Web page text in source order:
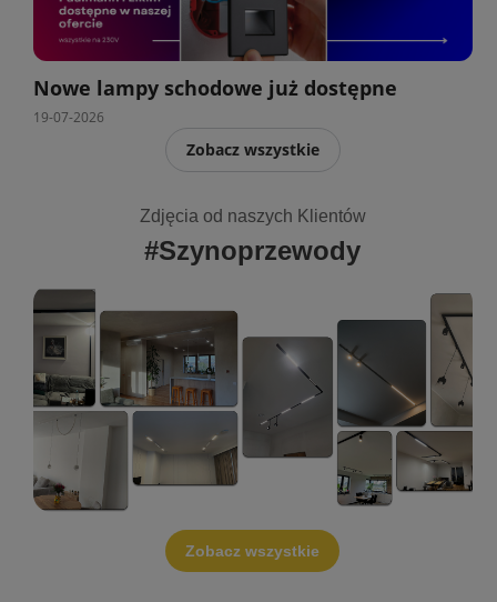
Nowe lampy schodowe już dostępne
19-07-2026
Zobacz wszystkie
Zdjęcia od naszych Klientów
#Szynoprzewody
Zobacz wszystkie